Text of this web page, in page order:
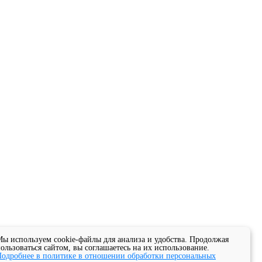
используем cookie-файлы для анализа и удобства. Продолжая
сайтом, вы соглашаетесь на их использование.
в политике в отношении обработки персональных